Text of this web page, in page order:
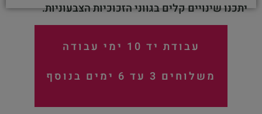
עבודת יד 10 ימי עבודה
משלוחים 3 עד 6 ימים בנוסף
יתכנו שינויים קלים בגווני הזכוכיות הצבעוניות.